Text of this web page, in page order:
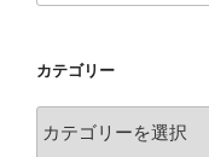
カテゴリー